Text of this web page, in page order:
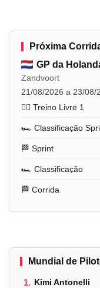
Próxima
GP da
Zandvoort
21/08/2026 a 23/08/
🏋️‍♂️ Treino Livre 1
🏎️ Classificação
🏁 Sprint
🏎️ Classificação
🏁 Corrida
Mundial de
1. Kimi Antonelli